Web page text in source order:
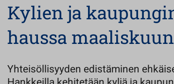
Kylien ja
haussa
Yhteisöllisyyden edistäminen